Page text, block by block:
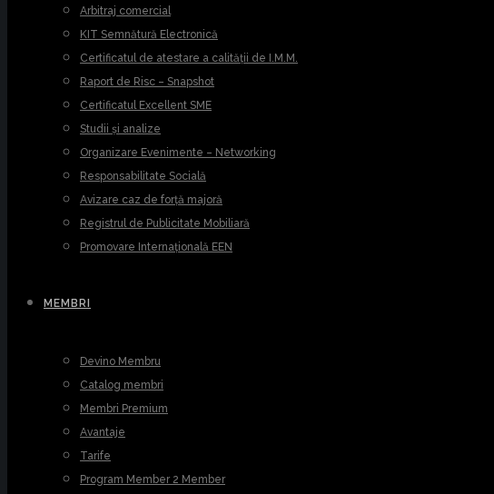
Arbitraj comercial
KIT Semnătură Electronică
Certificatul de atestare a calității de I.M.M.
Raport de Risc – Snapshot
Certificatul Excellent SME
Studii și analize
Organizare Evenimente – Networking
Responsabilitate Socială
Avizare caz de forță majoră
Registrul de Publicitate Mobiliară
Promovare Internațională EEN
MEMBRI
Devino Membru
Catalog membri
Membri Premium
Avantaje
Tarife
Program Member 2 Member